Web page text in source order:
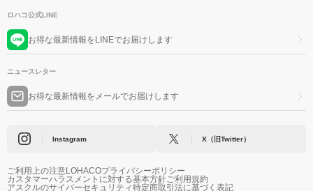
ロハコ公式LINE
お得な最新情報をLINEでお届けします
ニュースレター
お得な最新情報をメールでお届けします
Instagram X（旧Twitter）
ご利用上の注意LOHACOプライバシーポリシー
カスタマーハラスメントに対する基本方針ご利用規約
アスクルのサイバーセキュリティ特定商取引法に基づく表記